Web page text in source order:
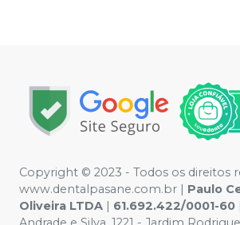
Copyright © 2023 - Todos os direitos
www.dentalpasane.com.br | Paulo
Oliveira LTDA | 61.692.422/0001-60